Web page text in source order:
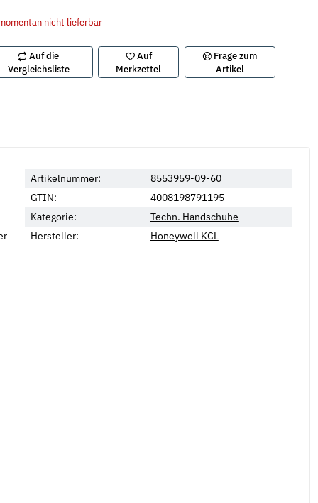
nicht lieferbar
Auf die
Vergleichsliste
Auf
Merkzettel
Frage zum
Artikel
Artikelnummer:
8553959-09-60
GTIN:
4008198791195
Kategorie:
Techn. Handschuhe
Hersteller:
Honeywell KCL